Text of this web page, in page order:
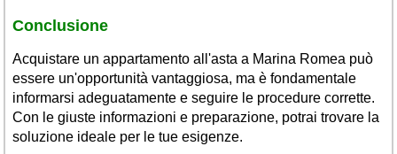
Conclusione
Acquistare un appartamento all'asta a Marina Romea può
essere un'opportunità vantaggiosa, ma è fondamentale
informarsi adeguatamente e seguire le procedure corrette.
Con le giuste informazioni e preparazione, potrai trovare la
soluzione ideale per le tue esigenze.